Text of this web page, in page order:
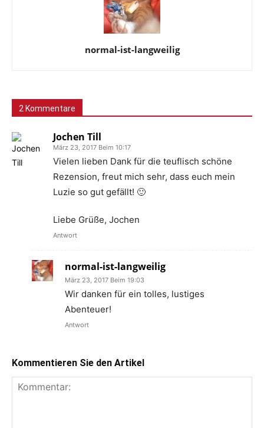
normal-ist-langweilig
2 Kommentare
Jochen Till
März 23, 2017 Beim 10:17
Vielen lieben Dank für die teuflisch schöne
Rezension, freut mich sehr, dass euch mein
Luzie so gut gefällt! 🙂
Liebe Grüße, Jochen
Antwort
normal-ist-langweilig
März 23, 2017 Beim 19:03
Wir danken für ein tolles, lustiges
Abenteuer!
Antwort
Kommentieren Sie den Artikel